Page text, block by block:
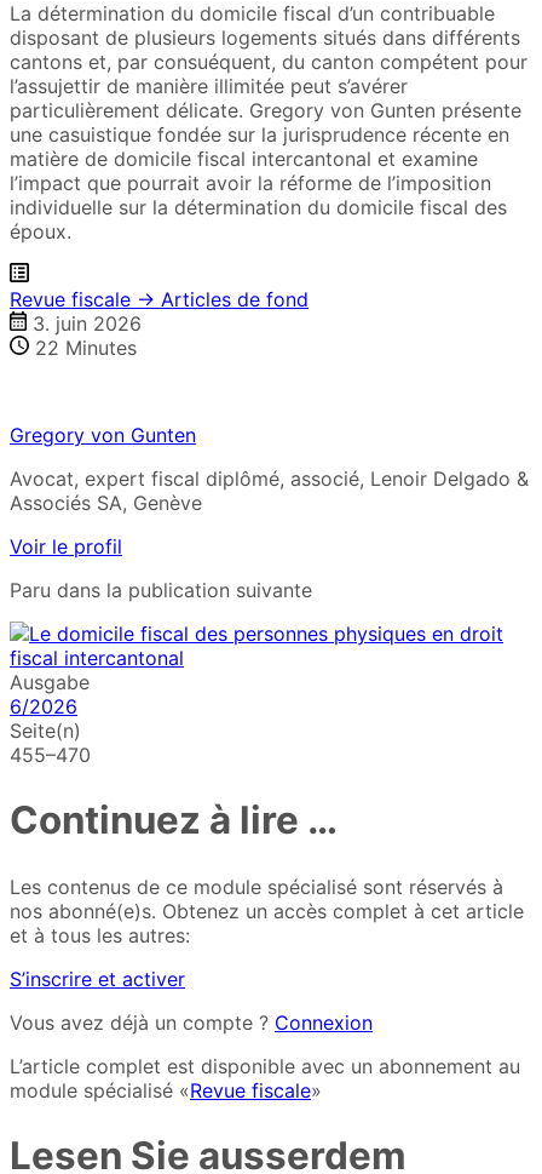
La détermination du domicile fiscal d’un contribuable
disposant de plusieurs logements situés dans différents
cantons et, par consuéquent, du canton compétent pour
l’assujettir de manière illimitée peut s’avérer
particulièrement délicate. Gregory von Gunten présente
une casuistique fondée sur la jurisprudence récente en
matière de domicile fiscal intercantonal et examine
l’impact que pourrait avoir la réforme de l’imposition
individuelle sur la détermination du domicile fiscal des
époux.
Revue fiscale → Articles de fond
3. juin 2026
22 Minutes
Gregory von Gunten
Avocat, expert fiscal diplômé, associé, Lenoir Delgado &
Associés SA, Genève
Voir le profil
Paru dans la publication suivante
Ausgabe
6/2026
Seite(n)
455–470
Continuez à lire …
Les contenus de ce module spécialisé sont réservés à
nos abonné(e)s. Obtenez un accès complet à cet article
et à tous les autres:
S’inscrire et activer
Vous avez déjà un compte ? Connexion
L’article complet est disponible avec un abonnement au
module spécialisé «Revue fiscale»
Lesen Sie ausserdem